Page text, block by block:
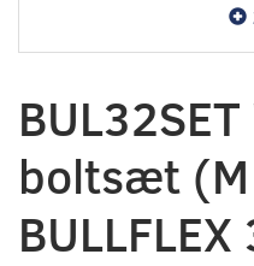
BUL32SET
boltsæt